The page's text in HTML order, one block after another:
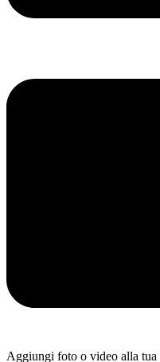
Aggiungi foto o video alla tua